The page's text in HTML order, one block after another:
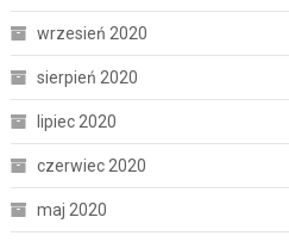
wrzesień 2020
sierpień 2020
lipiec 2020
czerwiec 2020
maj 2020